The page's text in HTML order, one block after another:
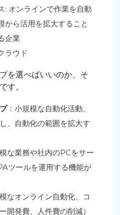
: オンラインで作業を自動
から活用を拡大すること
企業
ラウド
を選べばいいのか、そ
す。
：小規模な自動化活動、
、自動化の範囲を拡大す
な業務や社内のPCをサー
ツールを運用する機能が
なオンライン自動化、コ
開発費、人件費の削減）